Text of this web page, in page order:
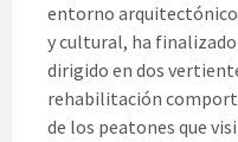
entorno
y cultural, ha
dirigido en dos
rehabilitación
de los peatones que